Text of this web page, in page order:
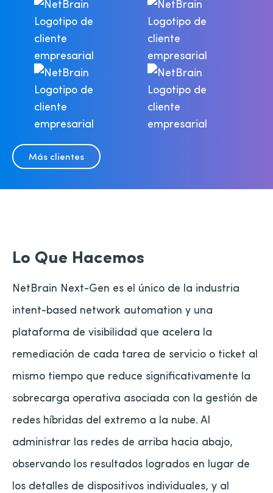
Más clientes
Lo Que Hacemos
NetBrain Next-Gen es el único de la industria
intent-based network automation y una
plataforma de visibilidad que acelera la
remediación de cada tarea de servicio o ticket al
mismo tiempo que reduce significativamente la
sobrecarga operativa asociada con la gestión de
redes híbridas del extremo a la nube. Al
administrar las redes de arriba hacia abajo,
observando los resultados logrados en lugar de
los detalles de dispositivos individuales, y al